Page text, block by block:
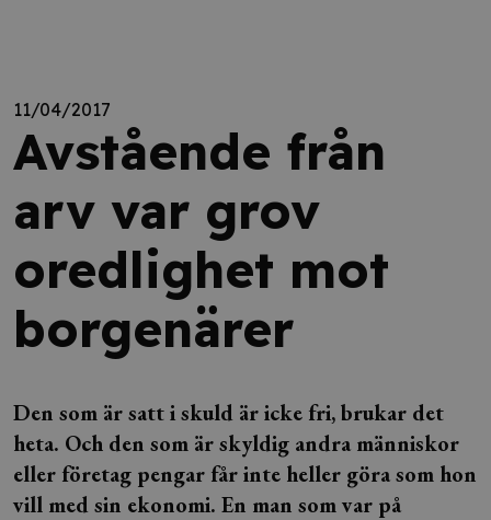
11/04/2017
Avstående från
arv var grov
oredlighet mot
borgenärer
Den som är satt i skuld är icke fri, brukar det
heta. Och den som är skyldig andra människor
eller företag pengar får inte heller göra som hon
vill med sin ekonomi. En man som var på